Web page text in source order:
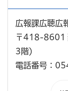
広報課広聴広
〒418-8601
3階)
電話番号：